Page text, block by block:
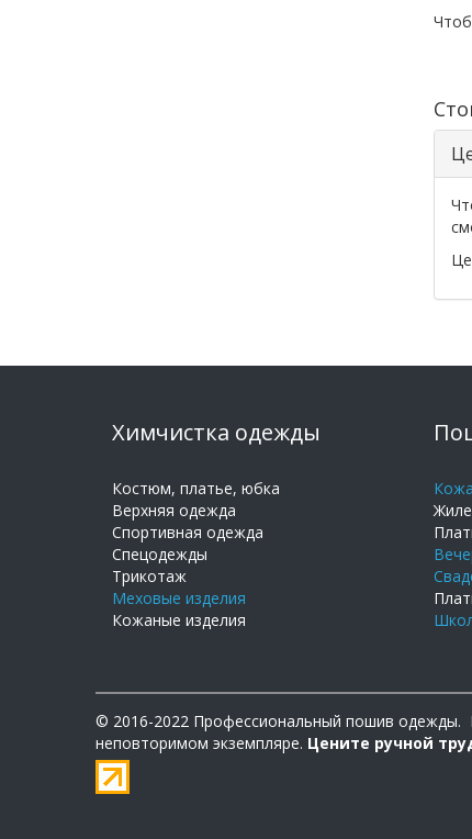
Химчистка одежды
Костюм, платье, юбка
Верхняя одежда
Спортивная одежда
Спецодежды
Трикотаж
Меховые изделия
Кожаные изделия
© 2016-2022 Профессиональный пошив одежды.
неповторимом экземпляре. Цените ручной